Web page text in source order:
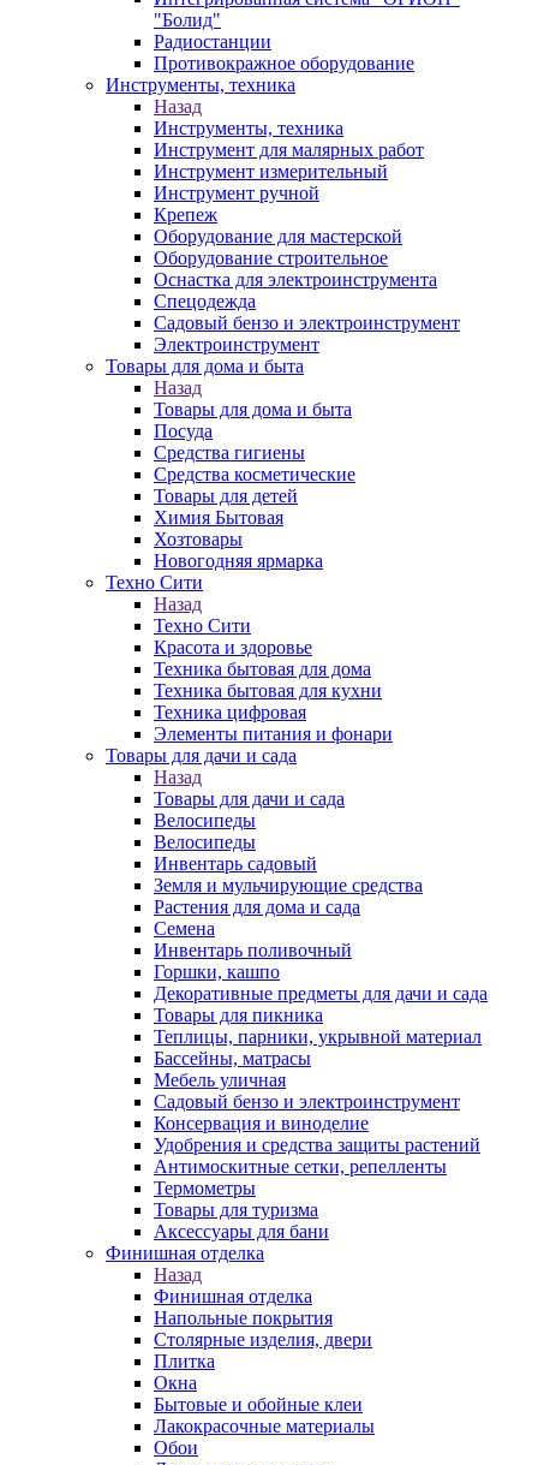
"Болид"
Радиостанции
Противокражное оборудование
Инструменты, техника
Назад
Инструменты, техника
Инструмент для малярных работ
Инструмент измерительный
Инструмент ручной
Крепеж
Оборудование для мастерской
Оборудование строительное
Оснастка для электроинструмента
Спецодежда
Садовый бензо и электроинструмент
Электроинструмент
Товары для дома и быта
Назад
Товары для дома и быта
Посуда
Средства гигиены
Средства косметические
Товары для детей
Химия Бытовая
Хозтовары
Новогодняя ярмарка
Техно Сити
Назад
Техно Сити
Красота и здоровье
Техника бытовая для дома
Техника бытовая для кухни
Техника цифровая
Элементы питания и фонари
Товары для дачи и сада
Назад
Товары для дачи и сада
Велосипеды
Велосипеды
Инвентарь садовый
Земля и мульчирующие средства
Растения для дома и сада
Семена
Инвентарь поливочный
Горшки, кашпо
Декоративные предметы для дачи и сада
Товары для пикника
Теплицы, парники, укрывной материал
Бассейны, матрасы
Мебель уличная
Садовый бензо и электроинструмент
Консервация и виноделие
Удобрения и средства защиты растений
Антимоскитные сетки, репелленты
Термометры
Товары для туризма
Аксессуары для бани
Финишная отделка
Назад
Финишная отделка
Напольные покрытия
Столярные изделия, двери
Плитка
Окна
Бытовые и обойные клеи
Лакокрасочные материалы
Обои